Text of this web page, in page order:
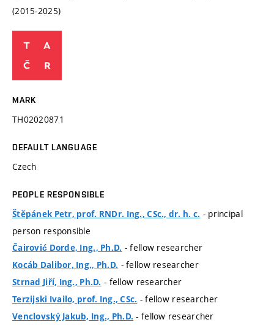
(2015-2025)
MARK
TH02020871
DEFAULT LANGUAGE
Czech
PEOPLE RESPONSIBLE
Štěpánek Petr, prof. RNDr. Ing., CSc., dr. h. c. - principal
person responsible
Čairović Dorde, Ing., Ph.D. - fellow researcher
Kocáb Dalibor, Ing., Ph.D. - fellow researcher
Strnad Jiří, Ing., Ph.D. - fellow researcher
Terzijski Ivailo, prof. Ing., CSc. - fellow researcher
Venclovský Jakub, Ing., Ph.D. - fellow researcher